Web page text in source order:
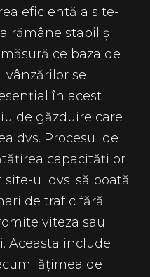
eficientă a site-
rămâne stabil și
ce baza de
vânzărilor se
în acest
de găzduire care
dvs. Procesul de
capacităților
ul dvs. să poată
de trafic fără
viteza sau
Aceasta include
lățimea de